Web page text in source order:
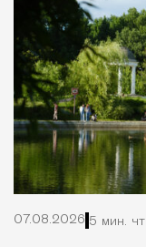
07.08.2026 5 мин.